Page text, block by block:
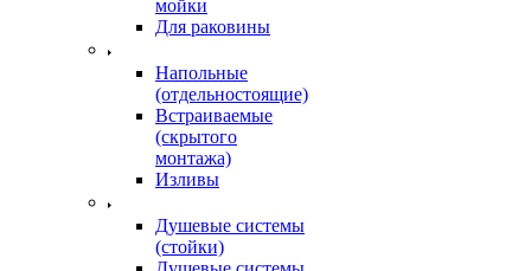
мойки
Для раковины
Напольные
(отдельностоящие)
Встраиваемые
(скрытого
монтажа)
Изливы
Душевые системы
(стойки)